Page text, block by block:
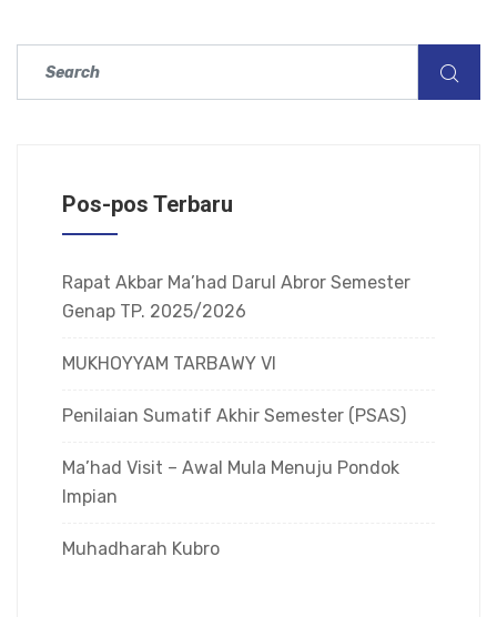
Pos-pos Terbaru
Rapat Akbar Ma’had Darul Abror Semester
Genap TP. 2025/2026
MUKHOYYAM TARBAWY VI
Penilaian Sumatif Akhir Semester (PSAS)
Ma’had Visit – Awal Mula Menuju Pondok
Impian
Muhadharah Kubro